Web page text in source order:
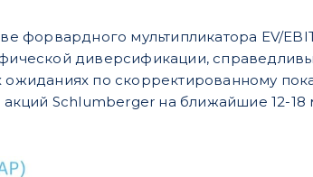
форвардного мультипликатора EV/
диверсификации,
ожиданиях по скорректированному
Schlumberger на ближайшие 12-18